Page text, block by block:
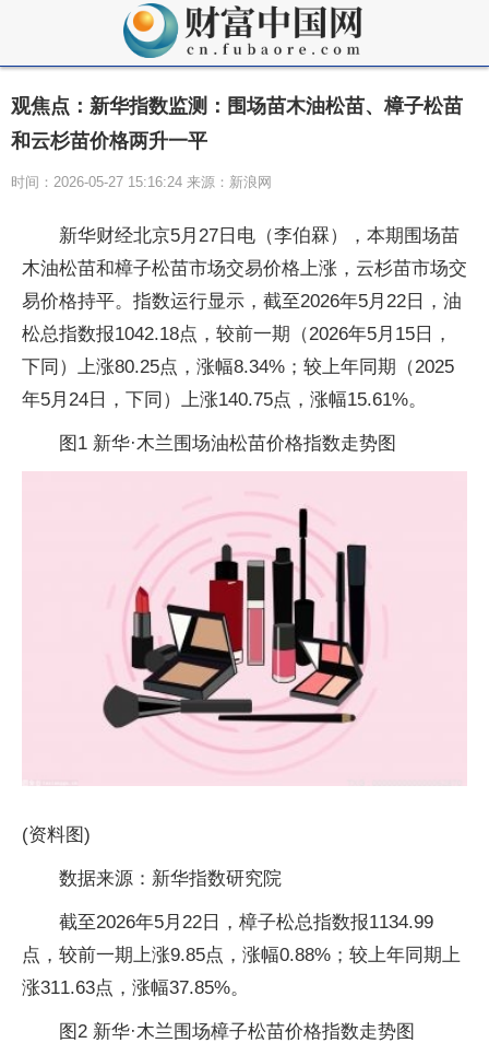
观焦点：新华指数监测：围场苗木油松苗、樟子松苗
和云杉苗价格两升一平
时间：2026-05-27 15:16:24 来源：新浪网
新华财经北京5月27日电（李伯罧），本期围场苗
木油松苗和樟子松苗市场交易价格上涨，云杉苗市场交
易价格持平。指数运行显示，截至2026年5月22日，油
松总指数报1042.18点，较前一期（2026年5月15日，
下同）上涨80.25点，涨幅8.34%；较上年同期（2025
年5月24日，下同）上涨140.75点，涨幅15.61%。
图1 新华·木兰围场油松苗价格指数走势图
(资料图)
数据来源：新华指数研究院
截至2026年5月22日，樟子松总指数报1134.99
点，较前一期上涨9.85点，涨幅0.88%；较上年同期上
涨311.63点，涨幅37.85%。
图2 新华·木兰围场樟子松苗价格指数走势图